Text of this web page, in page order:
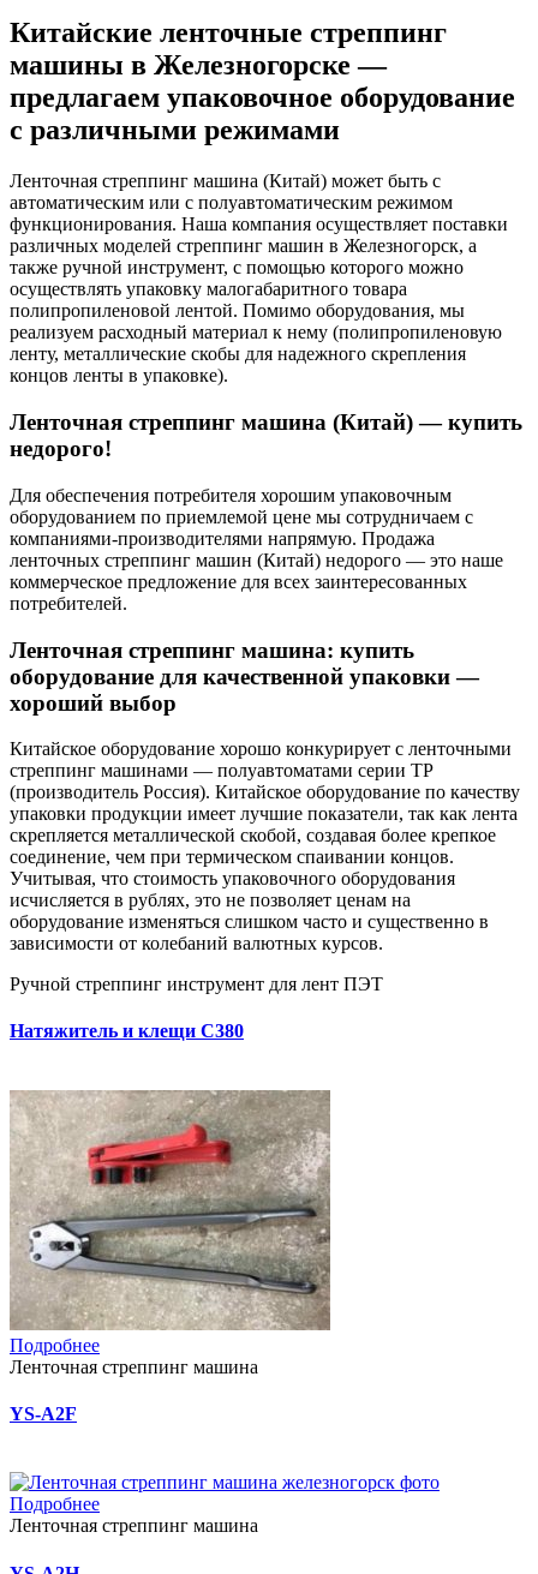
Китайские ленточные стреппинг
машины в Железногорске —
предлагаем упаковочное оборудование
с различными режимами
Ленточная стреппинг машина (Китай) может быть с
автоматическим или с полуавтоматическим режимом
функционирования. Наша компания осуществляет поставки
различных моделей стреппинг машин в Железногорск, а
также ручной инструмент, с помощью которого можно
осуществлять упаковку малогабаритного товара
полипропиленовой лентой. Помимо оборудования, мы
реализуем расходный материал к нему (полипропиленовую
ленту, металлические скобы для надежного скрепления
концов ленты в упаковке).
Ленточная стреппинг машина (Китай) — купить
недорого!
Для обеспечения потребителя хорошим упаковочным
оборудованием по приемлемой цене мы сотрудничаем с
компаниями-производителями напрямую. Продажа
ленточных стреппинг машин (Китай) недорого — это наше
коммерческое предложение для всех заинтересованных
потребителей.
Ленточная стреппинг машина: купить
оборудование для качественной упаковки —
хороший выбор
Китайское оборудование хорошо конкурирует с ленточными
стреппинг машинами — полуавтоматами серии ТР
(производитель Россия). Китайское оборудование по качеству
упаковки продукции имеет лучшие показатели, так как лента
скрепляется металлической скобой, создавая более крепкое
соединение, чем при термическом спаивании концов.
Учитывая, что стоимость упаковочного оборудования
исчисляется в рублях, это не позволяет ценам на
оборудование изменяться слишком часто и существенно в
зависимости от колебаний валютных курсов.
Ручной стреппинг инструмент для лент ПЭТ
Натяжитель и клещи C380
Подробнее
Ленточная стреппинг машина
YS-A2F
Подробнее
Ленточная стреппинг машина